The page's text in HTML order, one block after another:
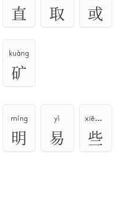
直 取 或
kuàng
矿
míng
明
yì
易
xiē、suò
些